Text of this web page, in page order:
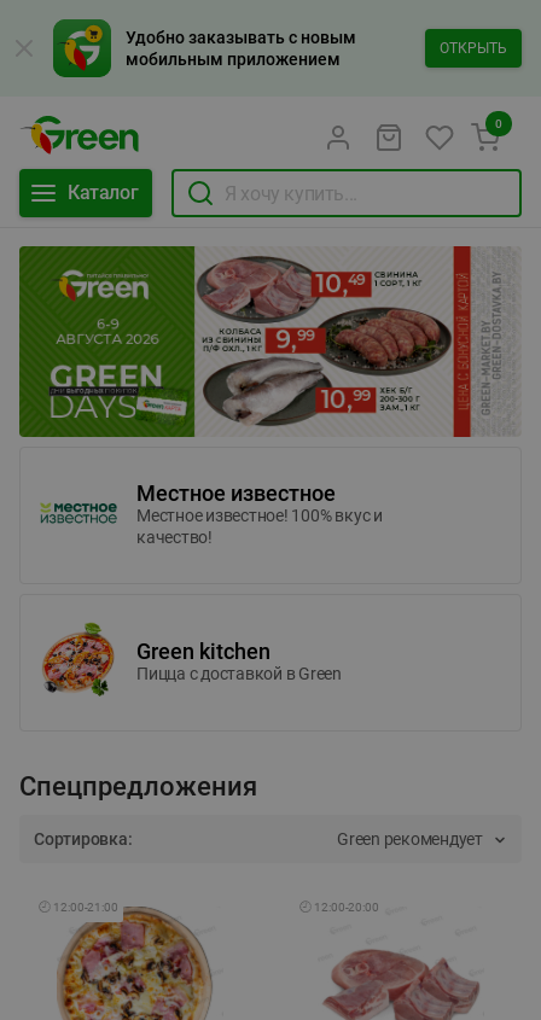
Удобно заказывать с новым
мобильным приложением
ОТКРЫТЬ
Каталог
0
Местное известное
Местное известное! 100% вкус и
качество!
Green kitchen
Пицца c доставкой в Green
Спецпредложения
Сортировка: Green рекомендует
🕘 12:00-21:00 🕘 12:00-20:00